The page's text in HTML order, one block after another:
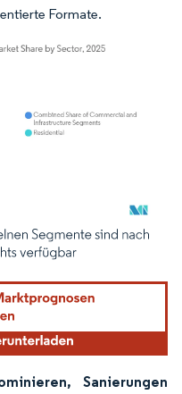
Formate.
erfordert Namensnennung
Sanierungen